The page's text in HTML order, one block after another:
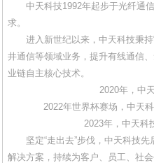
中天科技1992年起步于光纤通
求。
进入新世纪以来，中天科技秉
井通信等领域业务，提升有线通信
业链自主核心技术。
2020年，中
2022年世界杯赛场，中天
2023年，中天科
坚定“走出去”步伐，中天科技
解决方案，持续为客户、员工、社会